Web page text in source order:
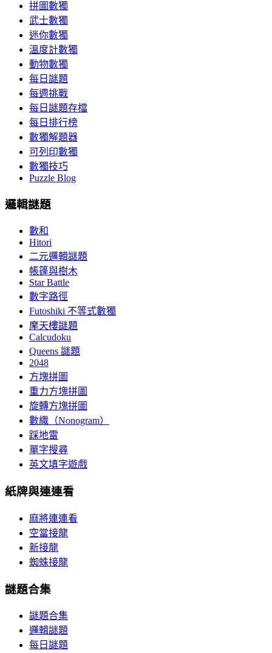
拼圖數獨
武士數獨
迷你數獨
溫度計數獨
動物數獨
每日謎題
每週挑戰
每日謎題存檔
每日排行榜
數獨解題器
可列印數獨
數獨技巧
Puzzle Blog
邏輯謎題
數和
Hitori
二元邏輯謎題
帳篷與樹木
Star Battle
數字路徑
Futoshiki 不等式數獨
摩天樓謎題
Calcudoku
Queens 謎題
2048
方塊拼圖
重力方塊拼圖
旋轉方塊拼圖
數織（Nonogram）
踩地雷
單字搜尋
英文填字遊戲
紙牌與連連看
麻將連連看
空當接龍
新接龍
蜘蛛接龍
謎題合集
謎題合集
邏輯謎題
每日謎題